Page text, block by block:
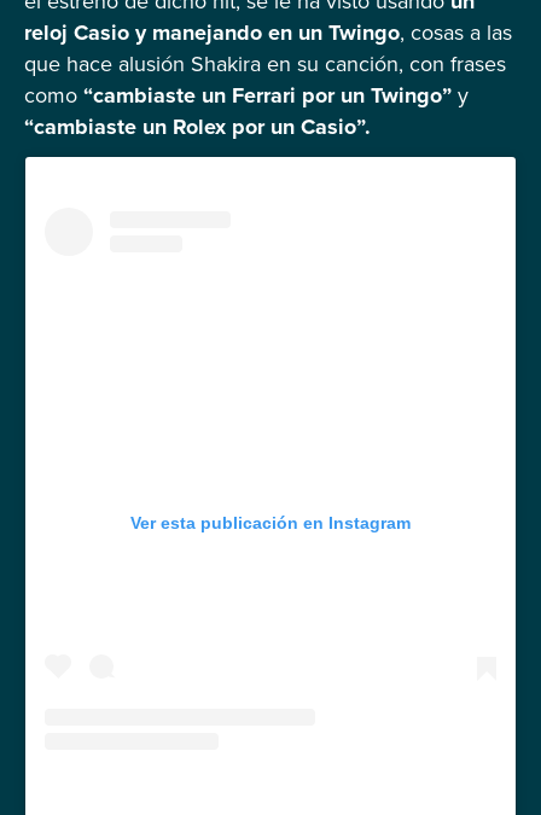
reloj Casio y manejando en un Twingo, cosas a las
que hace alusión Shakira en su canción, con frases
como“cambiaste un Ferrari por un Twingo”y
“cambiaste un Rolex por un Casio”.
Ver esta publicación en Instagram